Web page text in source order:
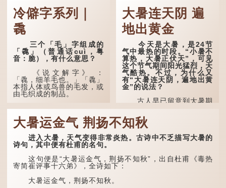
冷僻字系列｜
毳
三个「毛」字组成的
「毳」（普通话cuì，粤
音：脆），有什么意思？
《说文解字》 ：
「毳，细羊毛也。」「毳」
本指人体或鸟兽的毛发，或
由毛织成的制品。
人体表面，例如手臂等
部位生长的细毛，也叫
「毳」，又叫「寒毛」、
「汗毛」。
医学上，「毳毛」是一
个专有名词。它指人类在儿
童时期长出的一种细小、不
易注意到却又几乎遍布全身
的毛发。毳毛的密度因人而
异，其长度则通常不会...
大暑连天阴 遍
地出黄金
今天是大暑，是24节
气中最热的时段。“小暑不
算热，大暑正伏天”，可见
这个节气期间阳光猛烈，天
气酷热。不过，为什么又
有“大暑连天阴，遍地出黄
金”的说法？
古人早已留意到大暑期
间的气候规律。 《逸周书·
时训解》记载：「大暑之
日，腐草化为萤。又五日，
土润溽暑。又五日，大雨时
行。」意思是说，大暑时节
萤火虫出生，土地湿热，常
这段时期的雨水，对农
大暑运金气 荆扬不知秋
进入大暑，天气变得非常炎热。古诗中不乏描写大暑的
诗句，其中便有杜甫的名句。
这句便是“大暑运金气，荆扬不知秋”，出自杜甫《毒热
寄简崔评事十六弟》，全诗如下：
大暑运金气，荆扬不知秋。